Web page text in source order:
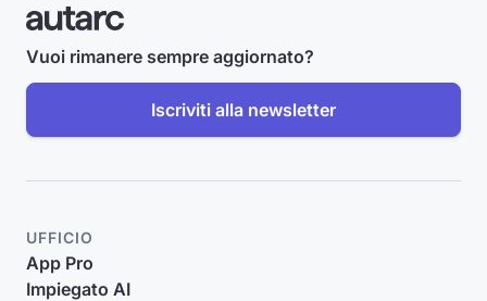
Vuoi rimanere sempre aggiornato?
Iscriviti alla newsletter
UFFICIO
App Pro
Impiegato AI